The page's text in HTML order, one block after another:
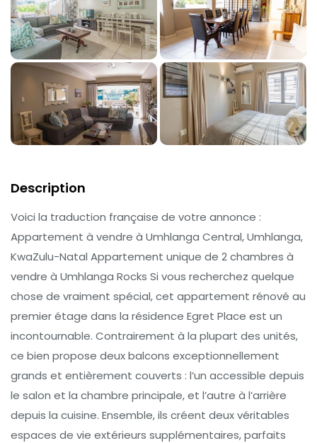
Description
Voici la traduction française de votre annonce :
Appartement à vendre à Umhlanga Central, Umhlanga,
KwaZulu-Natal Appartement unique de 2 chambres à
vendre à Umhlanga Rocks Si vous recherchez quelque
chose de vraiment spécial, cet appartement rénové au
premier étage dans la résidence Egret Place est un
incontournable. Contrairement à la plupart des unités,
ce bien propose deux balcons exceptionnellement
grands et entièrement couverts : l’un accessible depuis
le salon et la chambre principale, et l’autre à l’arrière
depuis la cuisine. Ensemble, ils créent deux véritables
espaces de vie extérieurs supplémentaires, parfaits